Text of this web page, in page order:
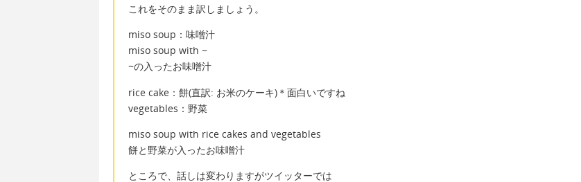
これをそのまま訳しましょう。
miso soup：味噌汁
miso soup with ~
~の入ったお味噌汁
rice cake：餅(直訳: お米のケーキ)＊面白いですね
vegetables：野菜
miso soup with rice cakes and vegetables
餅と野菜が入ったお味噌汁
ところで、話しは変わりますがツイッターでは